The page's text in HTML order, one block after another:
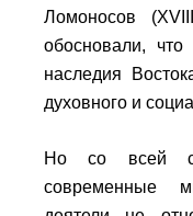
Ломоносов
обосновали, что
наследия
духовного и
Но со всей
современные